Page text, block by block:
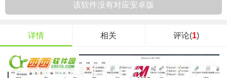
该软件没有对应安卓版
详情 相关 评论(1)